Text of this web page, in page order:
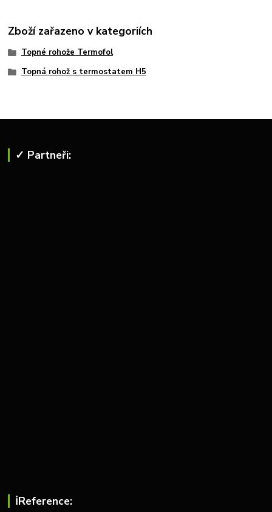
Zboží zařazeno v kategoriích
Topné rohože Termofol
Topná rohož s termostatem H5
✓ Partneři:
ℹ︎Reference: